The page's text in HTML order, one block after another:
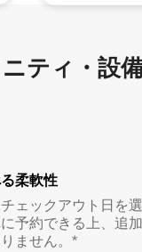
テ⁠ィ⁠・設⁠
柔軟性
ェックアウト日を
予約できる上、追
ません。*